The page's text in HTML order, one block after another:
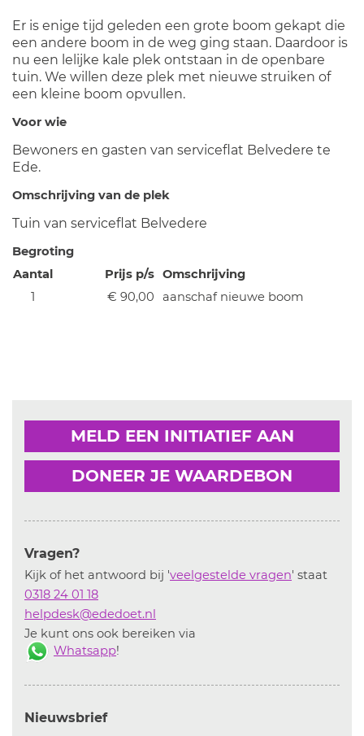
Er is enige tijd geleden een grote boom gekapt die
een andere boom in de weg ging staan. Daardoor is
nu een lelijke kale plek ontstaan in de openbare
tuin. We willen deze plek met nieuwe struiken of
een kleine boom opvullen.
Voor wie
Bewoners en gasten van serviceflat Belvedere te
Ede.
Omschrijving van de plek
Tuin van serviceflat Belvedere
Begroting
Aantal
Prijs p/s Omschrijving
1
€ 90,00 aanschaf nieuwe boom
MELD EEN INITIATIEF AAN
DONEER JE WAARDEBON
Vragen?
Kijk of het antwoord bij 'veelgestelde vragen' staat
0318 24 01 18
helpdesk@ededoet.nl
Je kunt ons ook bereiken via
Whatsapp!
Nieuwsbrief